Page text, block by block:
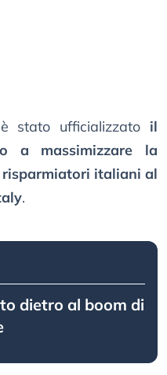
stato ufficializzato il
a massimizzare la
italiani al
.
dietro al boom di